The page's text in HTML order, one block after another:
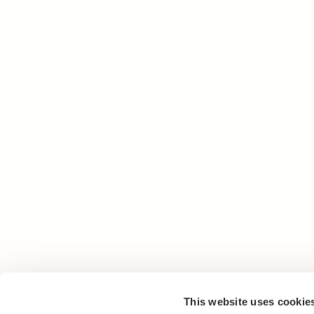
This website uses